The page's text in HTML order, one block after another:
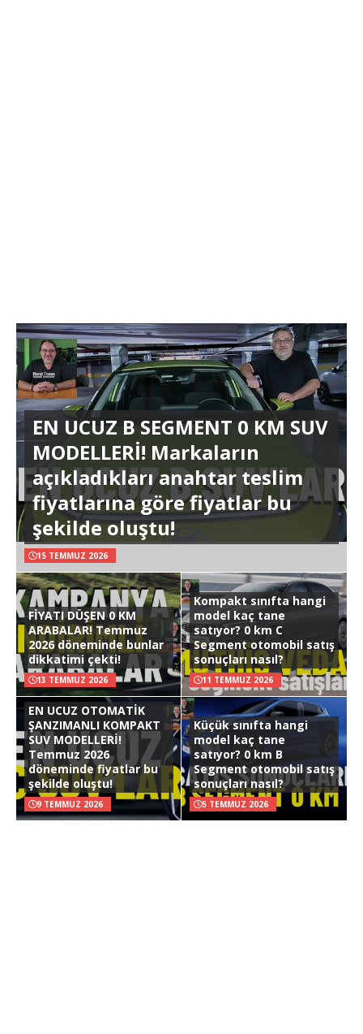
EN UCUZ B SEGMENT 0 KM SUV
MODELLERİ! Markaların
açıkladıkları anahtar teslim
fiyatlarına göre fiyatlar bu
şekilde oluştu!
15 TEMMUZ 2026
FİYATI DÜŞEN 0 KM
ARABALAR! Temmuz
2026 döneminde bunlar
dikkatimi çekti!
13 TEMMUZ 2026
Kompakt sınıfta hangi
model kaç tane
satıyor? 0 km C
Segment otomobil satış
sonuçları nasıl?
11 TEMMUZ 2026
EN UCUZ OTOMATİK
ŞANZIMANLI KOMPAKT
SUV MODELLERİ!
Temmuz 2026
döneminde fiyatlar bu
şekilde oluştu!
9 TEMMUZ 2026
Küçük sınıfta hangi
model kaç tane
satıyor? 0 km B
Segment otomobil satış
sonuçları nasıl?
5 TEMMUZ 2026